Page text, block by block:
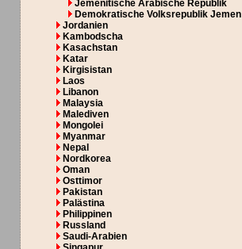
Jemenitische Arabische Republik
Demokratische Volksrepublik Jemen
Jordanien
Kambodscha
Kasachstan
Katar
Kirgisistan
Laos
Libanon
Malaysia
Malediven
Mongolei
Myanmar
Nepal
Nordkorea
Oman
Osttimor
Pakistan
Palästina
Philippinen
Russland
Saudi-Arabien